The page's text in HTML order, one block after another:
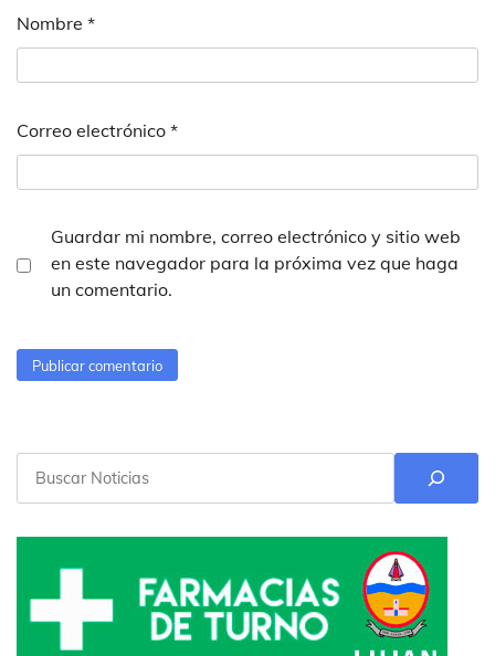
Nombre *
Correo electrónico *
Guardar mi nombre, correo electrónico y sitio web
en este navegador para la próxima vez que haga
un comentario.